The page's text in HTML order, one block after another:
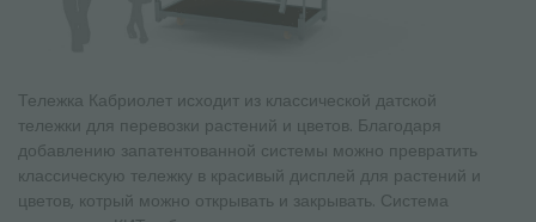
Тележка Кабриолет исходит из классической датской
тележки для перевозки растений и цветов. Благодаря
добавлению запатентованной системы можно превратить
классическую тележку в красивый дисплей для растений и
цветов, котрый можно открывать и закрывать. Система